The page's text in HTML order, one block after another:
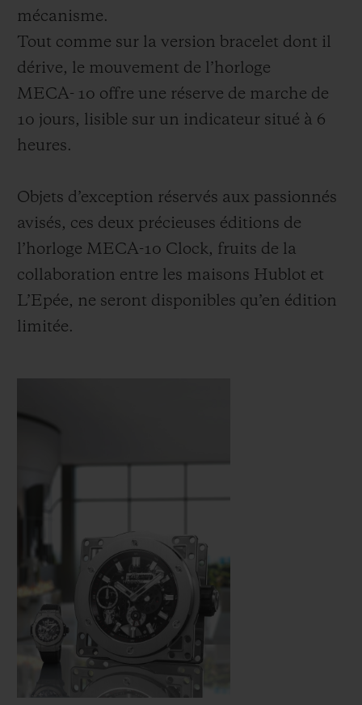
mécanisme.
Tout comme sur la version bracelet dont il
dérive, le mouvement de l’horloge
MECA- 10 offre une réserve de marche de
10 jours, lisible sur un indicateur situé à 6
heures.
Objets d’exception réservés aux passionnés
avisés, ces deux précieuses éditions de
l’horloge MECA-10 Clock, fruits de la
collaboration entre les maisons Hublot et
L’Epée, ne seront disponibles qu’en édition
limitée.